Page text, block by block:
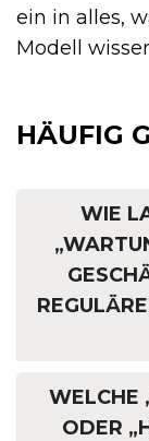
ein in alles,
Modell
HÄUFIG
WIE
WELCHE
ODER